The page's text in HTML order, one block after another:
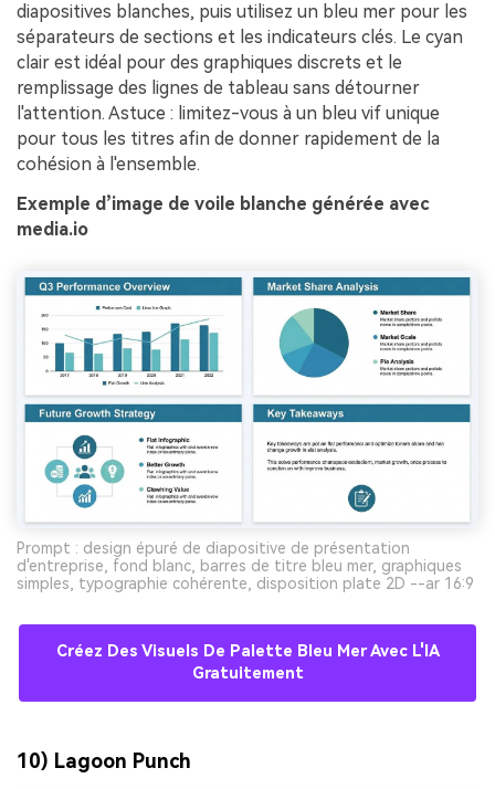
diapositives blanches, puis utilisez un bleu mer pour les
séparateurs de sections et les indicateurs clés. Le cyan
clair est idéal pour des graphiques discrets et le
remplissage des lignes de tableau sans détourner
l'attention. Astuce : limitez-vous à un bleu vif unique
pour tous les titres afin de donner rapidement de la
cohésion à l'ensemble.
Exemple d’image de voile blanche générée avec
media.io
Prompt : design épuré de diapositive de présentation
d'entreprise, fond blanc, barres de titre bleu mer, graphiques
simples, typographie cohérente, disposition plate 2D --ar 16:9
Créez Des Visuels De Palette Bleu Mer Avec L'IA
Gratuitement
10) Lagoon Punch